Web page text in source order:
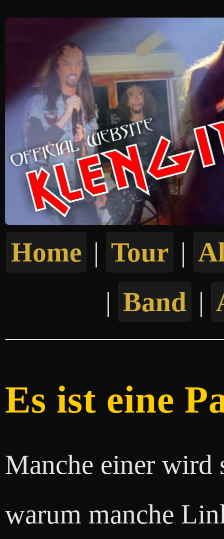
Home | Tour |
| Band |
Es ist eine
Manche einer
warum manche